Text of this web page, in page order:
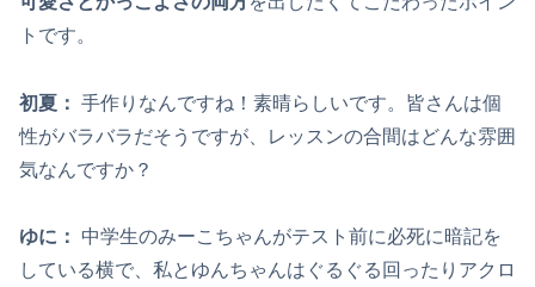
トです。
初夏 ： 手作りなんですね！素晴らしいです。皆さんは個
性がバラバラだそうですが、レッスンの合間はどんな雰囲
気なんですか？
ゆに：
中学生のみーこちゃんがテスト前に必死に暗記を
している横で、私とゆんちゃんはぐるぐる回ったりアクロ